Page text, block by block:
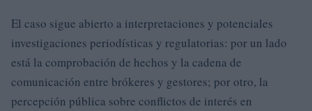
El caso sigue abierto a interpretaciones y potenciales
investigaciones periodísticas y regulatorias: por un lado
está la comprobación de hechos y la cadena de
comunicación entre brókeres y gestores; por otro, la
percepción pública sobre conflictos de interés en